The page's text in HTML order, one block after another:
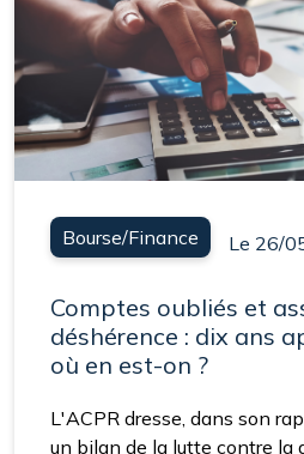
Bourse/Finance Le 26/
Comptes oubliés et
déshérence : dix ans
où en est-on ?
L'ACPR dresse, dans son
un bilan de la lutte contre la